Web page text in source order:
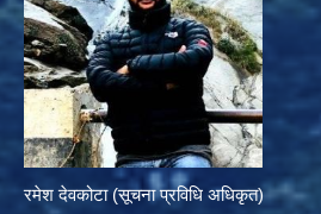
रमेश देवकोटा (सूचना प्रविधि अधिकृत)